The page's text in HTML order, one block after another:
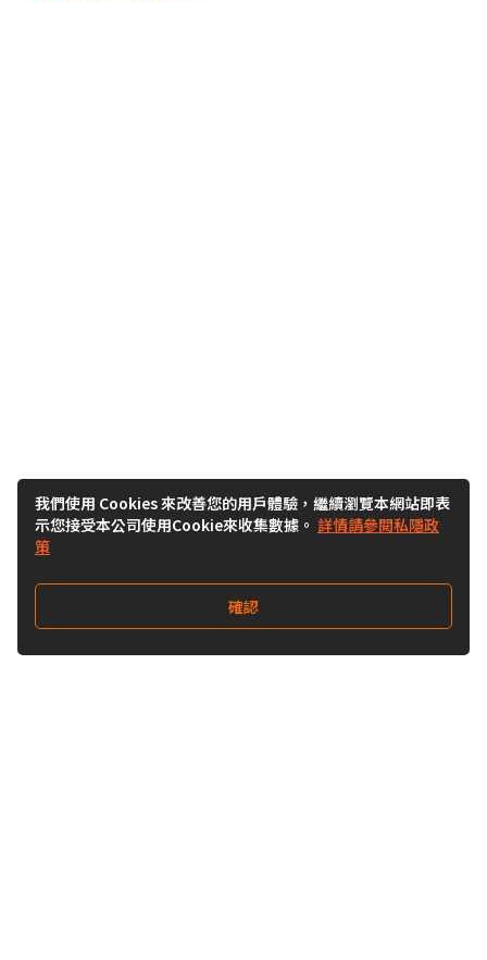
我們使用 Cookies 來改善您的用戶體驗，繼續瀏覽本網站即表
示您接受本公司使用Cookie來收集數據。 詳情請參閱私隱政
策
確認